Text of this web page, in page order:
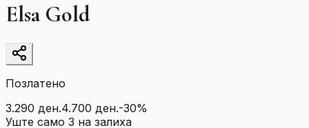
Elsa Gold
Позлатено
3.290 ден.4.700 ден.-30%
Уште само 3 на залиха